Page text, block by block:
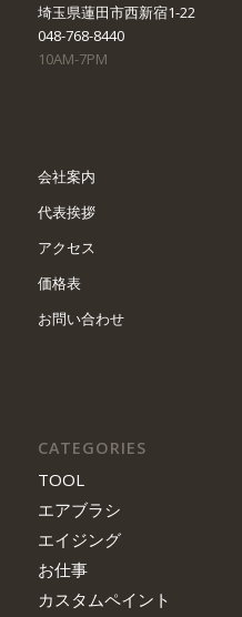
埼玉県蓮田市西新宿1-22
048-768-8440
10AM-7PM
会社案内
代表挨拶
アクセス
価格表
お問い合わせ
CATEGORIES
TOOL
エアブラシ
エイジング
お仕事
カスタムペイント